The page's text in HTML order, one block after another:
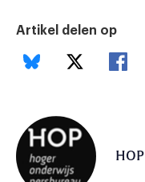
Artikel delen op
HOP